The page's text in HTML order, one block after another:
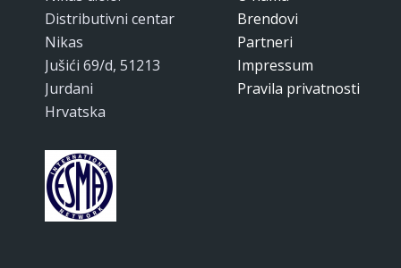
Distributivni centar
Nikas
Jušići 69/d, 51213
Jurdani
Hrvatska
Brendovi
Partneri
Impressum
Pravila privatnosti